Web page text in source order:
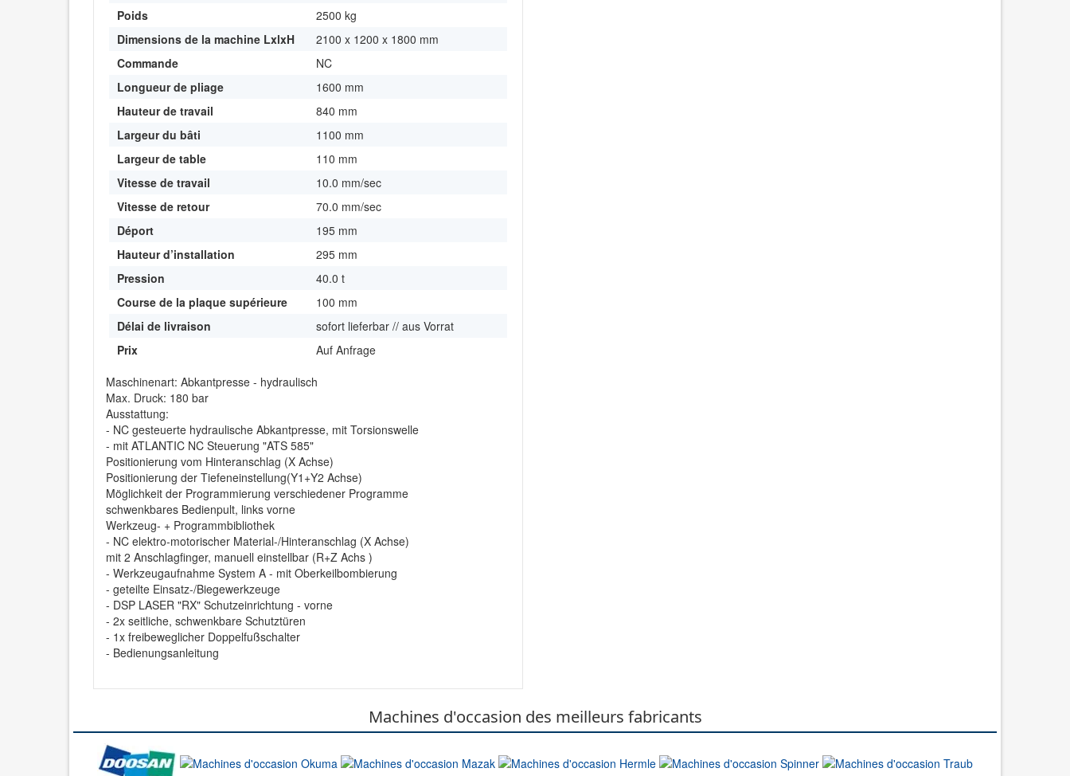
Poids
2500 kg
Dimensions de la machine LxlxH
2100 x 1200 x 1800 mm
Commande
NC
Longueur de pliage
1600 mm
Hauteur de travail
840 mm
Largeur du bâti
1100 mm
Largeur de table
110 mm
Vitesse de travail
10.0 mm/sec
Vitesse de retour
70.0 mm/sec
Déport
195 mm
Hauteur d’installation
295 mm
Pression
40.0 t
Course de la plaque supérieure
100 mm
Délai de livraison
sofort lieferbar // aus Vorrat
Prix
Auf Anfrage
Maschinenart: Abkantpresse - hydraulisch
Max. Druck: 180 bar
Ausstattung:
- NC gesteuerte hydraulische Abkantpresse, mit Torsionswelle
- mit ATLANTIC NC Steuerung "ATS 585"
Positionierung vom Hinteranschlag (X Achse)
Positionierung der Tiefeneinstellung(Y1+Y2 Achse)
Möglichkeit der Programmierung verschiedener Programme
schwenkbares Bedienpult, links vorne
Werkzeug- + Programmbibliothek
- NC elektro-motorischer Material-/Hinteranschlag (X Achse)
mit 2 Anschlagfinger, manuell einstellbar (R+Z Achs )
- Werkzeugaufnahme System A - mit Oberkeilbombierung
- geteilte Einsatz-/Biegewerkzeuge
- DSP LASER "RX" Schutzeinrichtung - vorne
- 2x seitliche, schwenkbare Schutztüren
- 1x freibeweglicher Doppelfußschalter
- Bedienungsanleitung
Machines d'occasion des meilleurs fabricants